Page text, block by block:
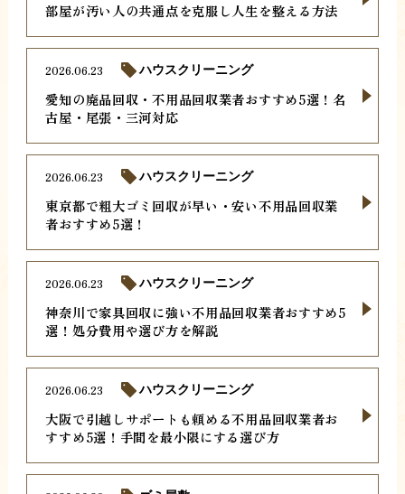
部屋が汚い人の共通点を克服し人生を整える方法
愛知の廃品回収・不用品回収業者おすすめ5選！名
古屋・尾張・三河対応
2026.06.23 ハウスクリーニング
東京都で粗大ゴミ回収が早い・安い不用品回収業
者おすすめ5選！
2026.06.23 ハウスクリーニング
神奈川で家具回収に強い不用品回収業者おすすめ5
選！処分費用や選び方を解説
2026.06.23 ハウスクリーニング
大阪で引越しサポートも頼める不用品回収業者お
すすめ5選！手間を最小限にする選び方
2026.06.23 ハウスクリーニング